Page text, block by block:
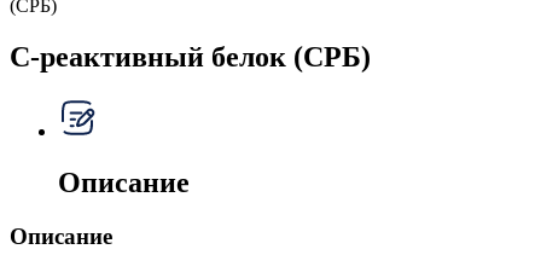
(СРБ)
С-реактивный белок (СРБ)
Описание
Описание